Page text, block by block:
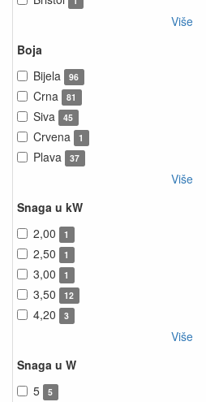
Više
Boja
Bijela
96
Crna 81
Siva 45
Crvena 1
Plava 37
Više
Snaga u kW
2,00
1
2,50 1
3,00 1
3,50 12
4,20 3
Više
Snaga u W
5
5